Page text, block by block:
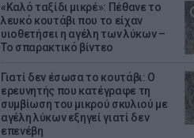
«Καλό ταξίδι μικρέ»: Πέθανε το
λευκό κουτάβι που το είχαν
υιοθετήσει η αγέλη των λύκων –
Το σπαρακτικό βίντεο
Γιατί δεν έσωσα το κουτάβι: Ο
ερευνητής που κατέγραφε τη
συμβίωση του μικρού σκυλιού με
αγέλη λύκων εξηγεί γιατί δεν
επενέβη